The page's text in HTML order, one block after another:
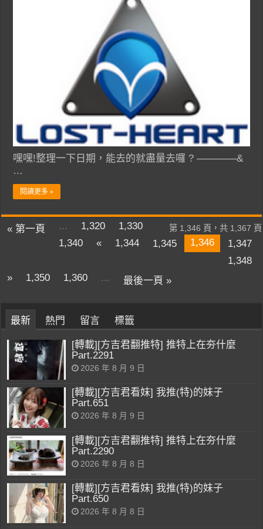
嘿嘿!整理一下日期，能去的就盡量去囉 ? ————&
…
閱讀更多 »
第 1,346 頁，共 1,367 頁
« 第一頁 ... 1,320
1,330
1,340
« 1,344 1,345 1,346
1,347
1,348
»
1,350 1,360 ... 最後一頁 »
最新 熱門 留言 標籤
[轉載][方吉君翻推特] 推特上在夯什麼
Part.2291
2026 年 8 月 9 日
[轉載][方吉君看妹] 我推(特)的妹子
Part.651
2026 年 8 月 9 日
[轉載][方吉君翻推特] 推特上在夯什麼
Part.2290
2026 年 8 月 8 日
[轉載][方吉君看妹] 我推(特)的妹子
Part.650
2026 年 8 月 8 日